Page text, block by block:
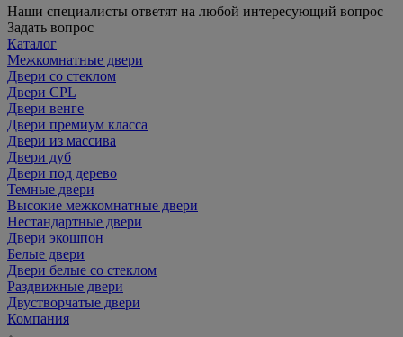
Наши специалисты ответят на любой интересующий вопрос
Задать вопрос
Каталог
Межкомнатные двери
Двери со стеклом
Двери CPL
Двери венге
Двери премиум класса
Двери из массива
Двери дуб
Двери под дерево
Темные двери
Высокие межкомнатные двери
Нестандартные двери
Двери экошпон
Белые двери
Двери белые со стеклом
Раздвижные двери
Двустворчатые двери
Компания